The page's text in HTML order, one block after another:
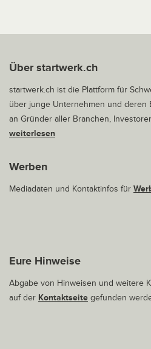
Über startwerk.ch
startwerk.ch ist die Plattform für
über junge Unternehmen und deren
an Gründer aller Branchen,
weiterlesen
Werben
Mediadaten und Kontaktinfos für
Eure Hinweise
Abgabe von Hinweisen und weitere
auf der Kontaktseite gefunden